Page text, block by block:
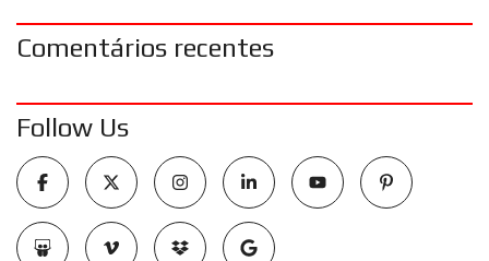
Comentários recentes
Follow Us